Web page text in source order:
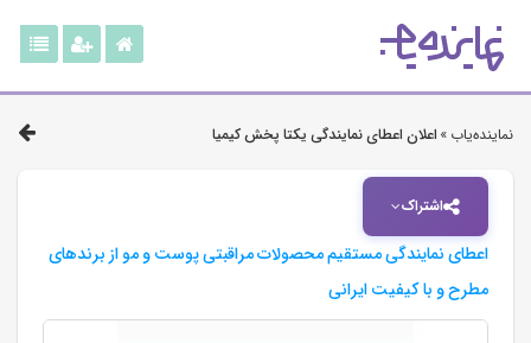
نماینده‌یاب » اعلان اعطای نمایندگی یکتا پخش کیمیا
اشتراک
اعطای نمایندگی مستقیم محصولات مراقبتی پوست و مو از برندهای
مطرح و با کیفیت ایرانی